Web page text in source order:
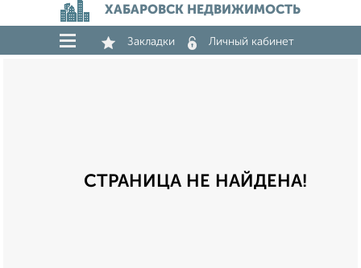
ХАБАРОВСК НЕДВИЖИМОСТЬ
Закладки Личный кабинет
СТРАНИЦА НЕ НАЙДЕНА!